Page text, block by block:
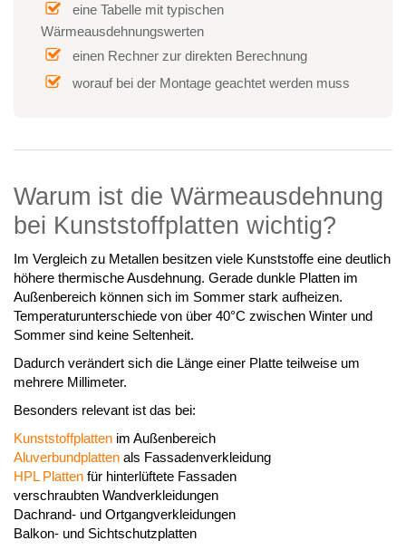
eine Tabelle mit typischen
Wärmeausdehnungswerten
einen Rechner zur direkten Berechnung
worauf bei der Montage geachtet werden muss
Warum ist die Wärmeausdehnung
bei Kunststoffplatten wichtig?
Im Vergleich zu Metallen besitzen viele Kunststoffe eine deutlich
höhere thermische Ausdehnung. Gerade dunkle Platten im
Außenbereich können sich im Sommer stark aufheizen.
Temperaturunterschiede von über 40°C zwischen Winter und
Sommer sind keine Seltenheit.
Dadurch verändert sich die Länge einer Platte teilweise um
mehrere Millimeter.
Besonders relevant ist das bei:
Kunststoffplatten im Außenbereich
Aluverbundplatten als Fassadenverkleidung
HPL Platten für hinterlüftete Fassaden
verschraubten Wandverkleidungen
Dachrand- und Ortgangverkleidungen
Balkon- und Sichtschutzplatten